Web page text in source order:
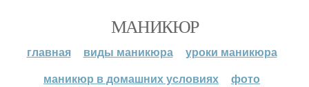
МАНИКЮР
главная виды маникюра
уроки маникюра
маникюр в домашних условиях
фото